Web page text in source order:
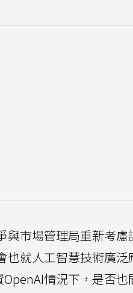
與市場管理局重新考慮
也就人工智慧技術廣泛
情況下，是否也